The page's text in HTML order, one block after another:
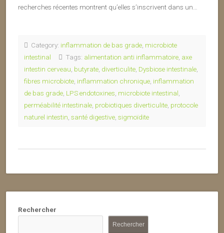
recherches récentes montrent qu’elles s’inscrivent dans un…
Category: inflammation de bas grade microbiote
intestinal
Tags: alimentation anti inflammatoire axe
intestin cerveau butyrate diverticulite Dysbiose intestinale
fibres microbiote inflammation chronique inflammation
de bas grade LPS endotoxines microbiote intestinal
perméabilité intestinale probiotiques diverticulite protocole
naturel intestin santé digestive sigmoïdite
Rechercher
Rechercher